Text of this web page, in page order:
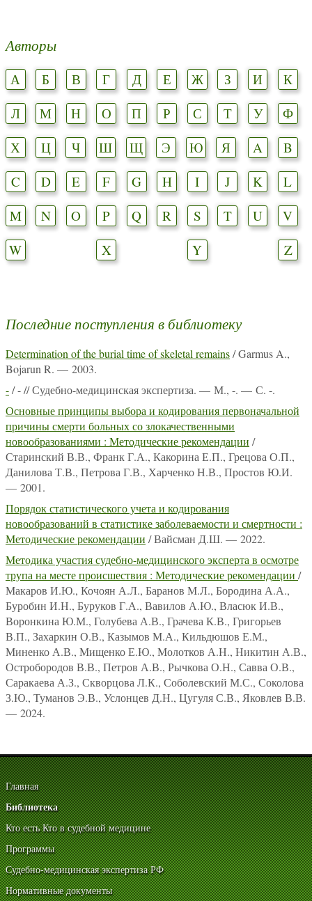
Авторы
А Б В Г Д Е Ж З И
К
Л
М Н О П Р С Т У
Ф
Х
Ц Ч Ш Щ Э Ю Я A
B
C
D E F G H I J K
L
M
N O P Q R S T U
V
W
X Y Z
Последние поступления в библиотеку
Determination of the burial time of skeletal remains/ Garmus A.,
Bojarun R. — 2003.
-/ - // Судебно-медицинская экспертиза. — М., -. — С. -.
Основные принципы выбора и кодирования первоначальной
причины смерти больных со злокачественными
новообразованиями : Методические рекомендации /
Старинский В.В., Франк Г.А., Какорина Е.П., Грецова О.П.,
Данилова Т.В., Петрова Г.В., Харченко Н.В., Простов Ю.И.
— 2001.
Порядок статистического учета и кодирования
новообразований в статистике заболеваемости и смертности :
Методические рекомендации / Вайсман Д.Ш. — 2022.
Методика участия судебно-медицинского эксперта в осмотре
трупа на месте происшествия : Методические рекомендации /
Макаров И.Ю., Кочоян А.Л., Баранов М.Л., Бородина А.А.,
Буробин И.Н., Буруков Г.А., Вавилов А.Ю., Власюк И.В.,
Воронкина Ю.М., Голубева А.В., Грачева К.В., Григорьев
В.П., Захаркин О.В., Казымов М.А., Кильдюшов Е.М.,
Миненко А.В., Мищенко Е.Ю., Молотков А.Н., Никитин А.В.,
Остробородов В.В., Петров А.В., Рычкова О.Н., Савва О.В.,
Саракаева А.З., Скворцова Л.К., Соболевский М.С., Соколова
З.Ю., Туманов Э.В., Услонцев Д.Н., Цугуля С.В., Яковлев В.В.
— 2024.
Главная
Библиотека
Кто есть Кто в судебной медицине
Программы
Судебно-медицинская экспертиза РФ
Нормативные документы